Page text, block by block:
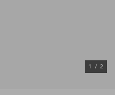
1 / 2